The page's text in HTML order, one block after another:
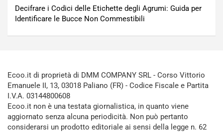
Decifrare i Codici delle Etichette degli Agrumi: Guida per
Identificare le Bucce Non Commestibili
Ecoo.it di proprietà di DMM COMPANY SRL - Corso Vittorio
Emanuele II, 13, 03018 Paliano (FR) - Codice Fiscale e Partita
I.V.A. 03144800608
Ecoo.it non è una testata giornalistica, in quanto viene
aggiornato senza alcuna periodicità. Non può pertanto
considerarsi un prodotto editoriale ai sensi della legge n. 62